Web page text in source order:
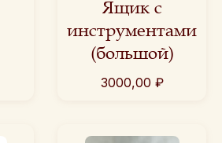
Ящик с
инструментами
(большой)
3000,00 ₽